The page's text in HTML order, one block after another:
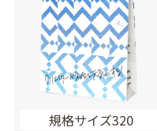
規格サイズ320